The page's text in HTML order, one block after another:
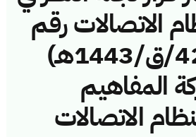
الاتصالات رقم
(42749129/ق/1443هـ)
المفاهيم
الاتصالات